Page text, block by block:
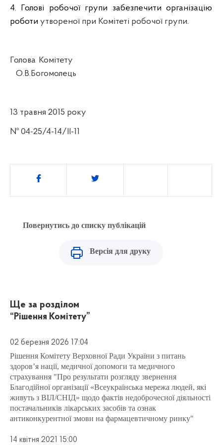
4. Голові робочої групи забезпечити організацію
роботи утвореної при Комітеті робочої групи.
Голова Комітету
О.В.Богомолець
13 травня 2015 року
№ 04-25/4-14/ІІ-11
Поділитись
Повернутись до списку публікацій
Версія для друку
Ще за розділом
“Рішення Комітету”
02 березня 2026 17:04
Рішення Комітету Верховної Ради України з питань
здоров’я нації, медичної допомоги та медичного
страхування "Про результати розгляду звернення
Благодійної організації «Всеукраїнська мережа людей, які
живуть з ВІЛ/СНІД» щодо фактів недоброчесної діяльності
постачальників лікарських засобів та ознак
антиконкурентної змови на фармацевтичному ринку"
14 квітня 2021 15:00